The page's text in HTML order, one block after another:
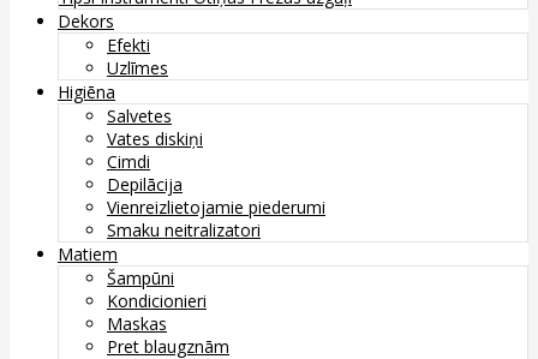
Dekors
Efekti
Uzlīmes
Higiēna
Salvetes
Vates diskiņi
Cimdi
Depilācija
Vienreizlietojamie piederumi
Smaku neitralizatori
Matiem
Šampūni
Kondicionieri
Maskas
Pret blaugznām